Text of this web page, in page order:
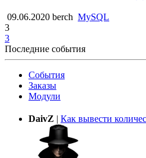
09.06.2020 berch MySQL
3
3
Последние события
События
Заказы
Модули
DaivZ | Как вывести